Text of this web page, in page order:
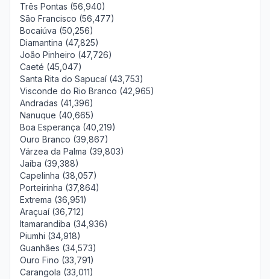
Três Pontas (56,940)
São Francisco (56,477)
Bocaiúva (50,256)
Diamantina (47,825)
João Pinheiro (47,726)
Caeté (45,047)
Santa Rita do Sapucaí (43,753)
Visconde do Rio Branco (42,965)
Andradas (41,396)
Nanuque (40,665)
Boa Esperança (40,219)
Ouro Branco (39,867)
Várzea da Palma (39,803)
Jaíba (39,388)
Capelinha (38,057)
Porteirinha (37,864)
Extrema (36,951)
Araçuaí (36,712)
Itamarandiba (34,936)
Piumhi (34,918)
Guanhães (34,573)
Ouro Fino (33,791)
Carangola (33,011)